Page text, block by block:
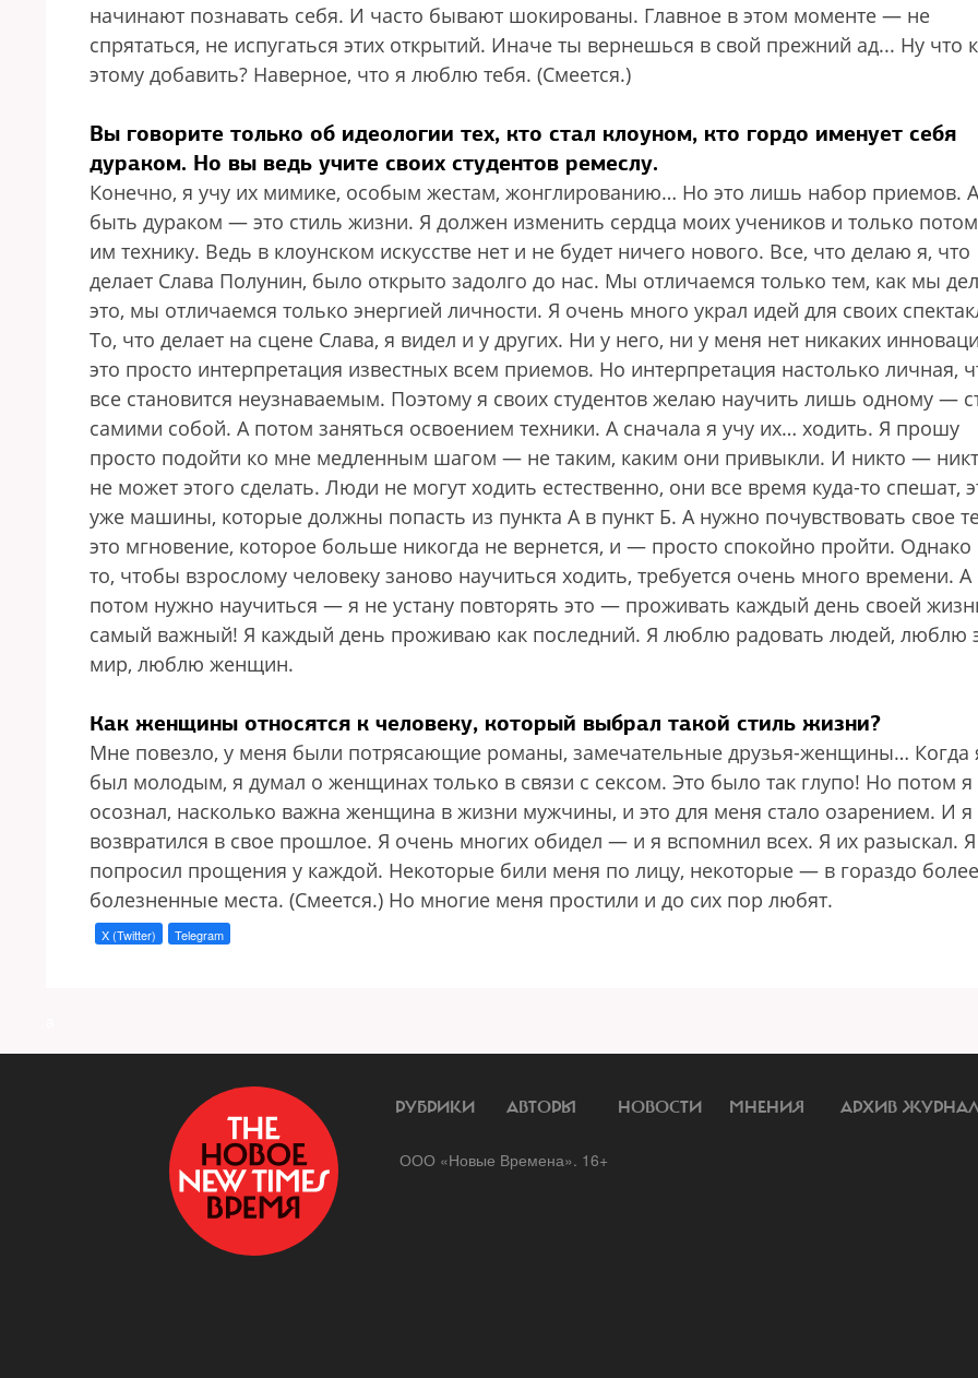
начинают познавать себя. И часто бывают шокированы. Главное в этом моменте — не
спрятаться, не испугаться этих открытий. Иначе ты вернешься в свой прежний ад... Ну что к
этому добавить? Наверное, что я люблю тебя. (Смеется.)
Вы говорите только об идеологии тех, кто стал клоуном, кто гордо именует себя
дураком. Но вы ведь учите своих студентов ремеслу.
Конечно, я учу их мимике, особым жестам, жонглированию… Но это лишь набор приемов. А
быть дураком — это стиль жизни. Я должен изменить сердца моих учеников и только
им технику. Ведь в клоунском искусстве нет и не будет ничего нового. Все, что делаю я, что
делает Слава Полунин, было открыто задолго до нас. Мы отличаемся только тем, как мы
это, мы отличаемся только энергией личности. Я очень много украл идей для своих
То, что делает на сцене Слава, я видел и у других. Ни у него, ни у меня нет никаких
это просто интерпретация известных всем приемов. Но интерпретация настолько личная,
все становится неузнаваемым. Поэтому я своих студентов желаю научить лишь одному —
самими собой. А потом заняться освоением техники. А сначала я учу их… ходить. Я прошу
просто подойти ко мне медленным шагом — не таким, каким они привыкли. И никто —
не может этого сделать. Люди не могут ходить естественно, они все время куда-то спешат,
уже машины, которые должны попасть из пункта А в пункт Б. А нужно почувствовать свое
это мгновение, которое больше никогда не вернется, и — просто спокойно пройти. Однако
то, чтобы взрослому человеку заново научиться ходить, требуется очень много времени. А
потом нужно научиться — я не устану повторять это — проживать каждый день своей
самый важный! Я каждый день проживаю как последний. Я люблю радовать людей, люблю
мир, люблю женщин.
Как женщины относятся к человеку, который выбрал такой стиль жизни?
Мне повезло, у меня были потрясающие романы, замечательные друзья-женщины… Когда
был молодым, я думал о женщинах только в связи с сексом. Это было так глупо! Но потом я
осознал, насколько важна женщина в жизни мужчины, и это для меня стало озарением. И я
возвратился в свое прошлое. Я очень многих обидел — и я вспомнил всех. Я их разыскал. Я
попросил прощения у каждой. Некоторые били меня по лицу, некоторые — в гораздо более
болезненные места. (Смеется.) Но многие меня простили и до сих пор любят.
X (Twitter) Telegram
РУБРИКИ АВТОРЫ НОВОСТИ МНЕНИЯ АРХИВ
ООО «Новые Времена». 16+